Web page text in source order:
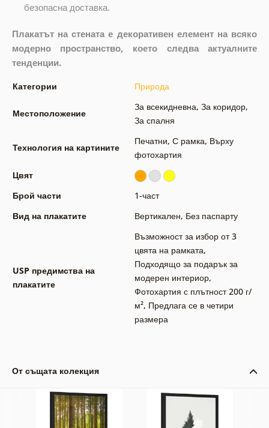
безопасна доставка.
Плакатът на стената е декоративен елемент на всяко
модерно пространство, което следва актуалните
тенденции.
Категории Природа
Местоположение
За всекидневна, За коридор,
За спалня
Технология на картините
Печатни, С рамка, Върху
фотохартия
Цвят
Брой части
1-част
Вид на плакатите
Вертикален, Без паспарту
USP предимства на
плакатите
Възможност за избор от 3
цвята на рамката,
Подходящо за подарък за
модерен интериор,
Фотохартия с плътност 200 г/
м², Предлага се в четири
размера
От същата колекция